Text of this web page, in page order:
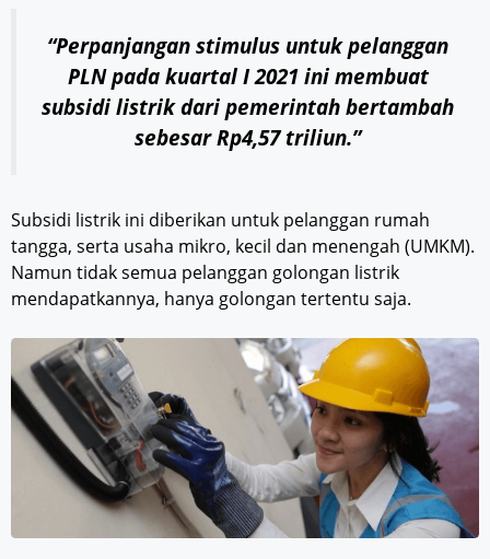
“Perpanjangan stimulus untuk pelanggan
PLN pada kuartal I 2021 ini membuat
subsidi listrik dari pemerintah bertambah
sebesar Rp4,57 triliun.”
Subsidi listrik ini diberikan untuk pelanggan rumah
tangga, serta usaha mikro, kecil dan menengah (UMKM).
Namun tidak semua pelanggan golongan listrik
mendapatkannya, hanya golongan tertentu saja.